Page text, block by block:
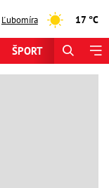
Ľubomíra 17 °C
ŠPORT